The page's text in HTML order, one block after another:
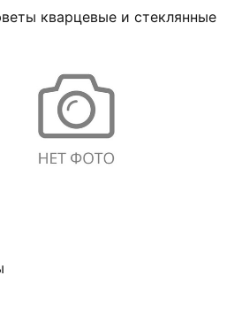
кварцевые и стеклянные